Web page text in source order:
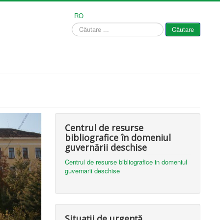
RO
Căutare
...
Căutare
Centrul de resurse
bibliografice în domeniul
guvernării deschise
Centrul de resurse bibliografice in domeniul
guvernarii deschise